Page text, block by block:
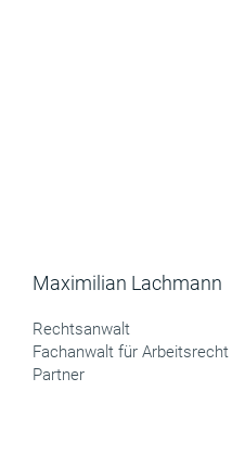
Maximilian Lachmann
Rechtsanwalt
Fachanwalt für Arbeitsrecht
Partner